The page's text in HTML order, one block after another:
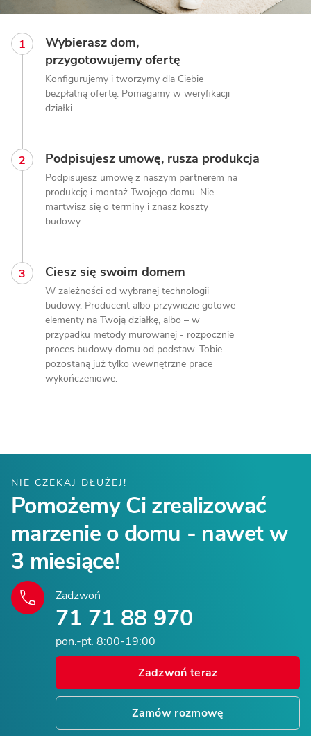
Wybierasz dom,
przygotowujemy ofertę
Konfigurujemy i tworzymy dla Ciebie
bezpłatną ofertę. Pomagamy w weryfikacji
działki.
Podpisujesz umowę, rusza produkcja
Podpisujesz umowę z naszym partnerem na
produkcję i montaż Twojego domu. Nie
martwisz się o terminy i znasz koszty
budowy.
Ciesz się swoim domem
W zależności od wybranej technologii
budowy, Producent albo przywiezie gotowe
elementy na Twoją działkę, albo – w
przypadku metody murowanej - rozpocznie
proces budowy domu od podstaw. Tobie
pozostaną już tylko wewnętrzne prace
wykończeniowe.
NIE CZEKAJ DŁUŻEJ!
Pomożemy Ci zrealizować
marzenie o domu - nawet w
3 miesiące!
Zadzwoń
71 71 88 970
pon.-pt. 8:00-19:00
Zadzwoń teraz
Zamów rozmowę